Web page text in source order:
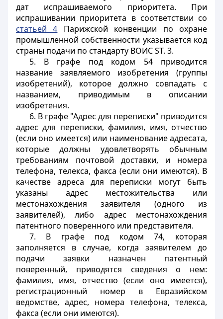
дат испрашиваемого приоритета. При
испрашивании приоритета в соответствии со
статьей 4 Парижской конвенции по охране
промышленной собственности указывается код
страны подачи по стандарту ВОИС SТ. 3.
5. В графе под кодом 54 приводится
название заявляемого изобретения (группы
изобретений), которое должно совпадать с
названием, приводимым в описании
изобретения.
6. В графе "Адрес для переписки" приводится
адрес для переписки, фамилия, имя, отчество
(если оно имеется) или наименование адресата,
которые должны удовлетворять обычным
требованиям почтовой доставки, и номера
телефона, телекса, факса (если они имеются). В
качестве адреса для переписки могут быть
указаны адрес местожительства или
местонахождения заявителя (одного из
заявителей), либо адрес местонахождения
патентного поверенного или представителя.
7. В графе под кодом 74, которая
заполняется в случае, когда заявителем до
подачи заявки назначен патентный
поверенный, приводятся сведения о нем:
фамилия, имя, отчество (если оно имеется),
регистрационный номер в Евразийском
ведомстве, адрес, номера телефона, телекса,
факса (если они имеются).